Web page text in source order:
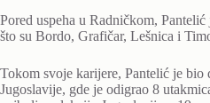
Pored uspeha u Radničkom,
što su Bordo, Grafičar, Lešnica i
Tokom svoje karijere, Pantelić je bio
Jugoslavije, gde je odigrao 8